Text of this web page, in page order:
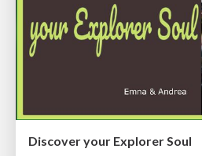
Discover your Explorer Soul